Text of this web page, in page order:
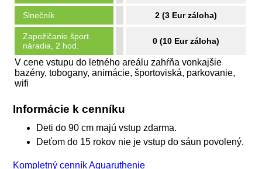
V cene vstupu do letného areálu zahŕňa vonkajšie
bazény, tobogany, animácie, športoviská, parkovanie,
wifi
Slnečník 2 (3 Eur záloha)
Zapožičanie šport.
náradia, 2 hod.
0 (10 Eur záloha)
Informácie k cenníku
Deti do 90 cm majú vstup zdarma.
Deťom do 15 rokov nie je vstup do sáun povolený.
Kompletný cenník Aquaruthenie